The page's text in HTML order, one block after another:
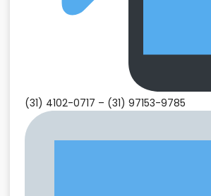
(31) 4102-0717 – (31) 97153-9785